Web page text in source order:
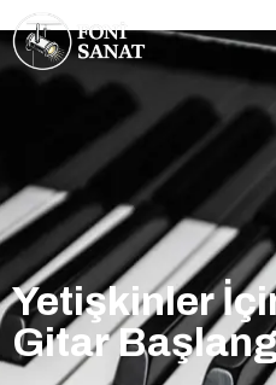
Yetişkinler
Gitar